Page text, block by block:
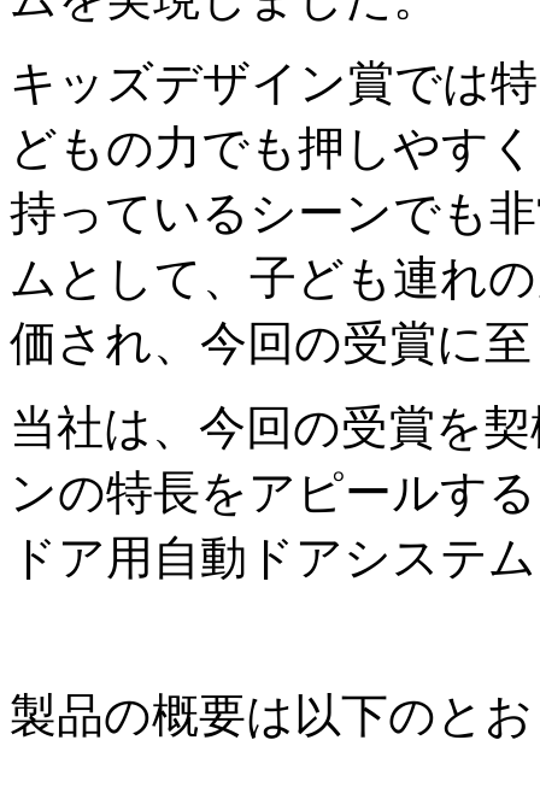
キッズデザイン賞では
どもの力でも押しやす
持っているシーンでも
ムとして、子ども連れ
価され、今回の受賞に
当社は、今回の受賞を
ンの特長をアピールす
ドア用自動ドアシステ
製品の概要は以下のと